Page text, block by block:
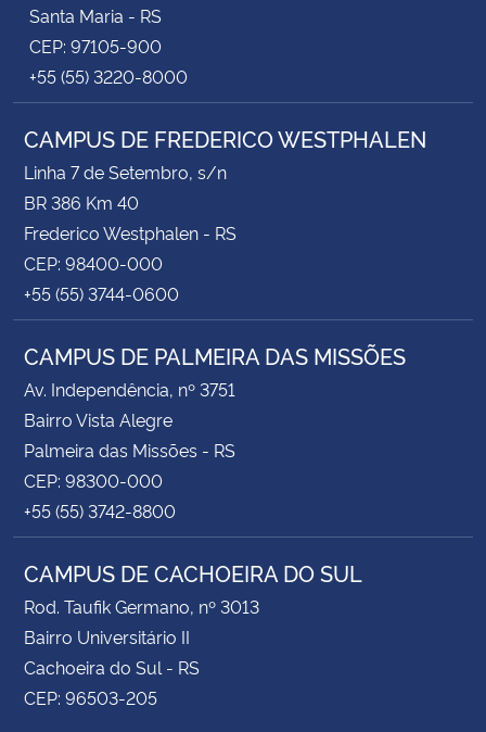
Santa Maria - RS
CEP: 97105-900
+55 (55) 3220-8000
CAMPUS DE FREDERICO WESTPHALEN
Linha 7 de Setembro, s/n
BR 386 Km 40
Frederico Westphalen - RS
CEP: 98400-000
+55 (55) 3744-0600
CAMPUS DE PALMEIRA DAS MISSÕES
Av. Independência, nº 3751
Bairro Vista Alegre
Palmeira das Missões - RS
CEP: 98300-000
+55 (55) 3742-8800
CAMPUS DE CACHOEIRA DO SUL
Rod. Taufik Germano, nº 3013
Bairro Universitário II
Cachoeira do Sul - RS
CEP: 96503-205